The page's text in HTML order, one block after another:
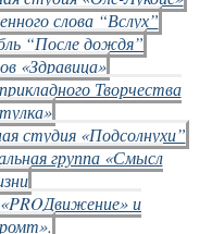
слова “Вслух”
“После дождя”
«Здравица»
Творчества
студия «Подсолнухи”
группа «Смысл
и